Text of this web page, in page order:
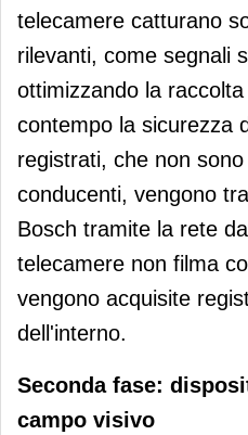
telecamere catturano
rilevanti, come segnali
ottimizzando la
contempo la sicurezza
registrati, che non
conducenti, vengono
Bosch tramite la rete
telecamere non filma
vengono acquisite
dell'interno.
Seconda fase:
campo visivo